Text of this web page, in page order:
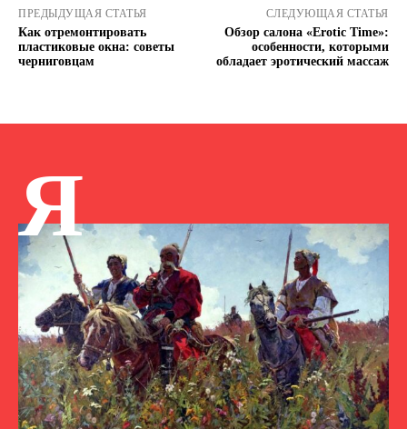
ПРЕДЫДУЩАЯ СТАТЬЯ
Как отремонтировать
пластиковые окна: советы
черниговцам
СЛЕДУЮЩАЯ СТАТЬЯ
Обзор салона «Erotic Time»:
особенности, которыми
обладает эротический массаж
Я